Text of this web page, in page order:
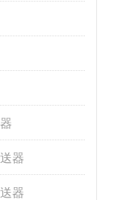
器
器